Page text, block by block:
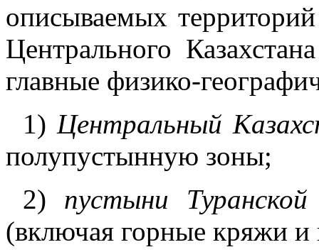
описываемых
Центрального
главные физико-
1) Центральный
полупустынную зоны;
2) пустыни
(включая горные кряжи